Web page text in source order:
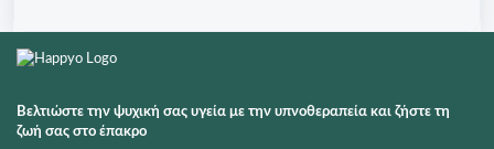
Βελτιώστε την ψυχική σας υγεία με την υπνοθεραπεία και ζήστε τη
ζωή σας στο έπακρο